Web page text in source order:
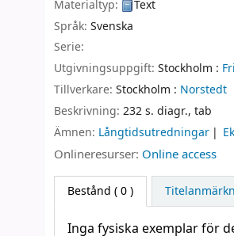
Materialtyp:
Text
Språk: Svenska
Serie:
Utgivningsuppgift: Stockholm :
Tillverkare: Stockholm : Norstedt
Beskrivning: 232 s. diagr., tab
Ämnen: Långtidsutredningar
Onlineresurser: Online access
Bestånd ( 0 )
Inga fysiska exemplar för